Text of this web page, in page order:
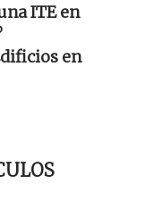
ITE en
en